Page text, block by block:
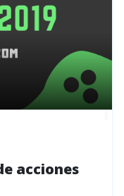
acciones